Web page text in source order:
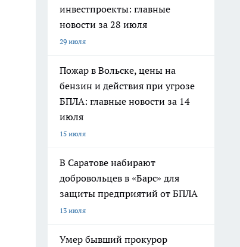
инвестпроекты: главные
новости за 28 июля
29 июля
Пожар в Вольске, цены на
бензин и действия при угрозе
БПЛА: главные новости за 14
июля
15 июля
В Саратове набирают
добровольцев в «Барс» для
защиты предприятий от БПЛА
13 июля
Умер бывший прокурор